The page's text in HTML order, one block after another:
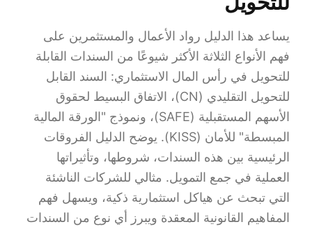
يساعد هذا الدليل رواد الأعمال والمستثمرين على
فهم الأنواع الثلاثة الأكثر شيوعًا من السندات القابلة
للتحويل في رأس المال الاستثماري: السند القابل
للتحويل التقليدي (CN)، الاتفاق البسيط لحقوق
الأسهم المستقبلية (SAFE)، ونموذج "الورقة المالية
المبسطة" للأمان (KISS). يوضح الدليل الفروقات
الرئيسية بين هذه السندات، شروطها، وتأثيراتها
العملية في جمع التمويل. مثالي للشركات الناشئة
التي تبحث عن هياكل استثمارية ذكية، ويسهل فهم
المفاهيم القانونية المعقدة ويبرز أي نوع من السندات